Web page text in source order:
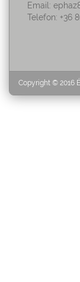
Email:
Telefon: +36
Copyright © 2016